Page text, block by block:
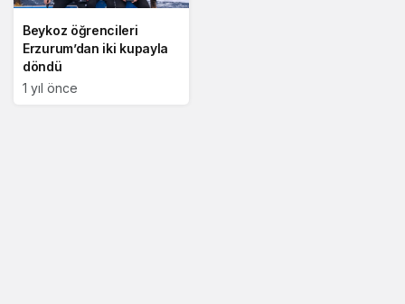
Beykoz öğrencileri
Erzurum’dan iki kupayla
döndü
1 yıl önce